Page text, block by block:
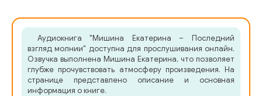
005
006
007
008
Аудиокнига "Мишина Екатерина – Последний
взгляд молнии" доступна для прослушивания онлайн.
Озвучка выполнена Мишина Екатерина, что позволяет
глубже прочувствовать атмосферу произведения. На
странице представлено описание и основная
информация о книге.